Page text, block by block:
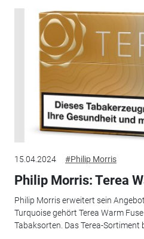
15.04.2024 #Philip Morris
Philip Morris: Terea
Philip Morris erweitert sein
Turquoise gehört Terea Warm
Tabaksorten. Das Terea-Sortiment